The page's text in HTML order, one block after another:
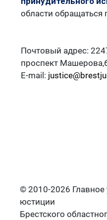
области обращаться
Почтовый адрес:
проспект
E-mail:
© 2010-2026 Главное
юстиции
Брестского